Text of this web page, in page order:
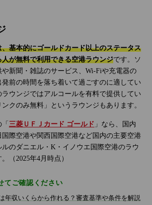
基本的にゴールドカード以上のステータス
が無料で利用できる空港ラウンジです。ソ
新聞・雑誌のサービス、Wi-Fiや充電器の
前の時間を落ち着いて過ごすのに適してい
ラウンジではアルコールを有料で提供してい
クのみ無料」というラウンジもあります。
三菱ＵＦＪカード ゴールド 」なら、国内
際空港や関西国際空港など国内の主要空港
のダニエル・K・イノウエ国際空港のラウ
（2025年4月時点）
てご確認ください
年収いくらから作れる？審査基準や条件を解説